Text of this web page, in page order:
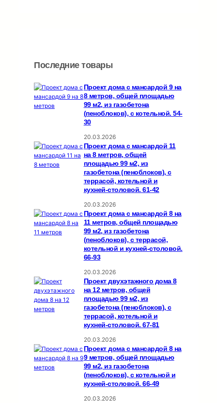
Последние товары
Проект дома с мансардой 9 на
8 метров, общей площадью
99 м2, из газобетона
(пеноблоков), c котельной. 54-
30
20.03.2026
Проект дома с мансардой 11
на 8 метров, общей
площадью 99 м2, из
газобетона (пеноблоков), c
террасой, котельной и
кухней-столовой. 61-42
20.03.2026
Проект дома с мансардой 8 на
11 метров, общей площадью
99 м2, из газобетона
(пеноблоков), c террасой,
котельной и кухней-столовой.
66-93
20.03.2026
Проект двухэтажного дома 8
на 12 метров, общей
площадью 99 м2, из
газобетона (пеноблоков), c
террасой, котельной и
кухней-столовой. 67-81
20.03.2026
Проект дома с мансардой 8 на
9 метров, общей площадью
99 м2, из газобетона
(пеноблоков), c котельной и
кухней-столовой. 66-49
20.03.2026